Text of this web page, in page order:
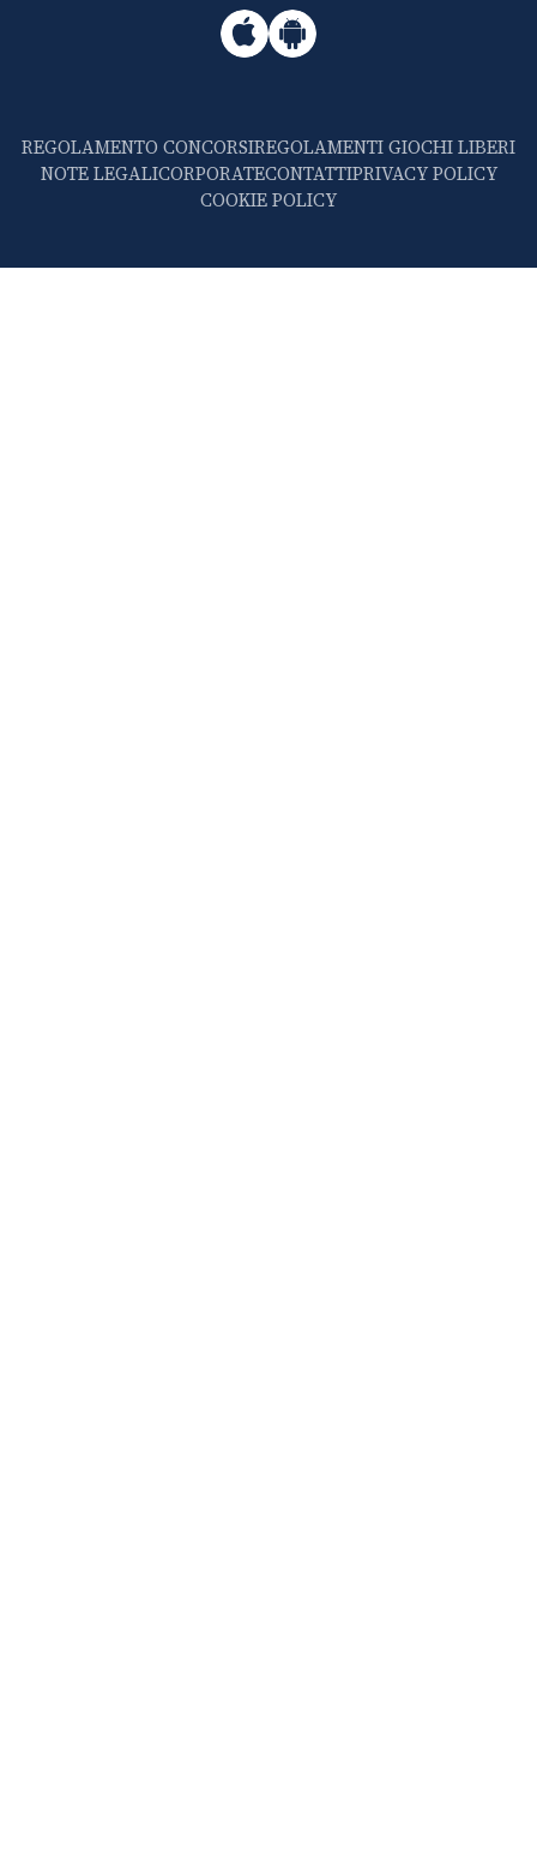
REGOLAMENTO CONCORSIREGOLAMENTI GIOCHI LIBERI
NOTE LEGALICORPORATECONTATTIPRIVACY POLICY
COOKIE POLICY